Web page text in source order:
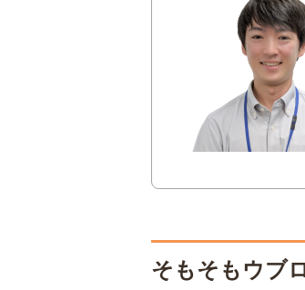
ワ
ウ
ウブロは
そもそもウブ